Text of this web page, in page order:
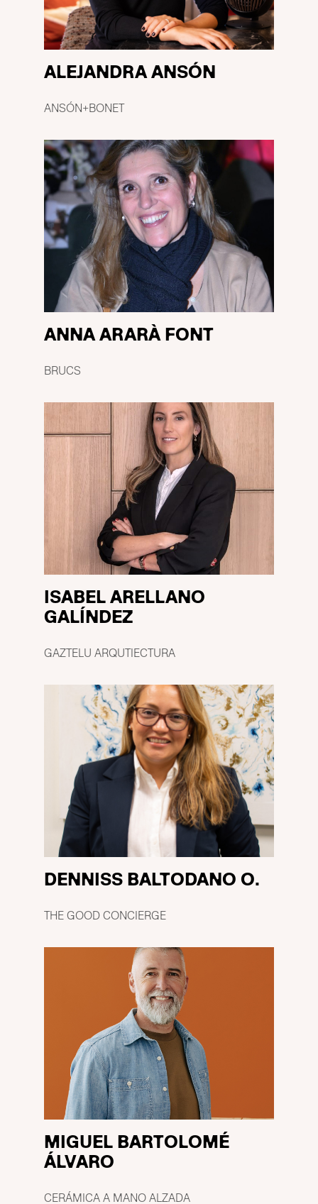
ALEJANDRA ANSÓN
ANSÓN+BONET
ANNA ARARÀ FONT
BRUCS
ISABEL ARELLANO
GALÍNDEZ
GAZTELU ARQUTIECTURA
DENNISS BALTODANO O.
THE GOOD CONCIERGE
MIGUEL BARTOLOMÉ
ÁLVARO
CERÁMICA A MANO ALZADA